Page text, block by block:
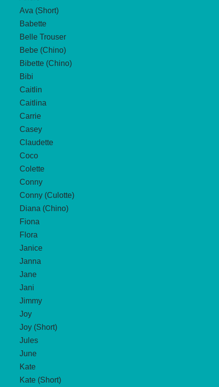
Ava (Short)
Babette
Belle Trouser
Bebe (Chino)
Bibette (Chino)
Bibi
Caitlin
Caitlina
Carrie
Casey
Claudette
Coco
Colette
Conny
Conny (Culotte)
Diana (Chino)
Fiona
Flora
Janice
Janna
Jane
Jani
Jimmy
Joy
Joy (Short)
Jules
June
Kate
Kate (Short)